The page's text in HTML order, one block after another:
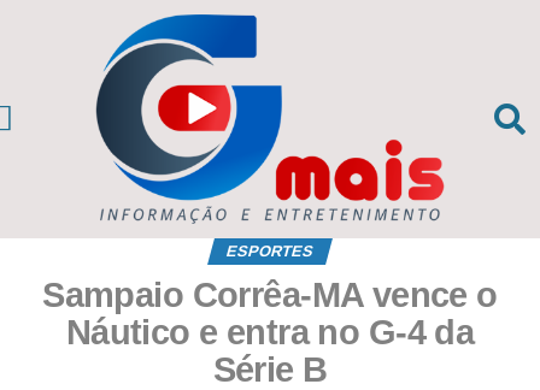
ESPORTES
Sampaio Corrêa-MA vence o
Náutico e entra no G-4 da
Série B